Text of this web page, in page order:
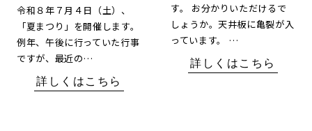
令和８年７月４日（土）、
「夏まつり」を開催します。
例年、午後に行っていた行事
ですが、最近の…
詳しくはこちら
す。 お分かりいただけるで
しょうか。天井板に亀裂が入
っています。 …
詳しくはこちら